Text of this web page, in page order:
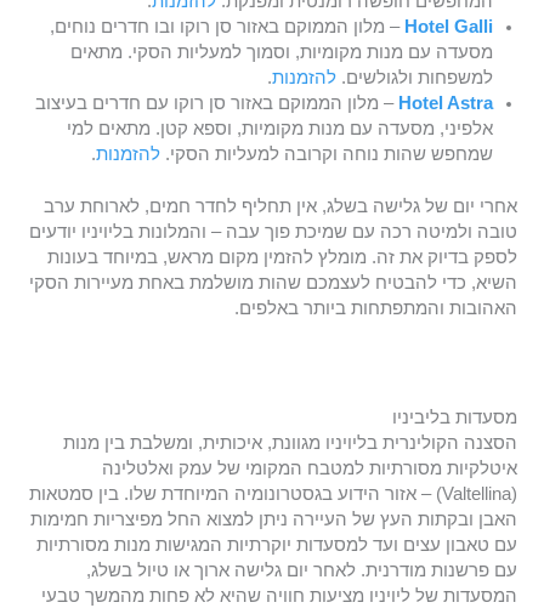
Hotel Galli – מלון הממוקם באזור סן רוקו ובו חדרים נוחים,
מסעדה עם מנות מקומיות, וסמוך למעליות הסקי. מתאים
למשפחות ולגולשים.להזמנות.
Hotel Astra – מלון הממוקם באזור סן רוקו עם חדרים בעיצוב
אלפיני, מסעדה עם מנות מקומיות, וספא קטן. מתאים למי
שמחפש שהות נוחה וקרובה למעליות הסקי.להזמנות.
אחרי יום של גלישה בשלג, אין תחליף לחדר חמים, לארוחת ערב
טובה ולמיטה רכה עם שמיכת פוך עבה – והמלונות בליויניו יודעים
לספק בדיוק את זה. מומלץ להזמין מקום מראש, במיוחד בעונות
השיא, כדי להבטיח לעצמכם שהות מושלמת באחת מעיירות הסקי
האהובות והמתפתחות ביותר באלפים.
מסעדות בליביניו
הסצנה הקולינרית בליויניו מגוונת, איכותית, ומשלבת בין מנות
איטלקיות מסורתיות למטבח המקומי של עמק ואלטלינה
(Valtellina) – אזור הידוע בגסטרונומיה המיוחדת שלו. בין סמטאות
האבן ובקתות העץ של העיירה ניתן למצוא החל מפיצריות חמימות
עם טאבון עצים ועד למסעדות יוקרתיות המגישות מנות מסורתיות
עם פרשנות מודרנית. לאחר יום גלישה ארוך או טיול בשלג,
המסעדות של ליויניו מציעות חוויה שהיא לא פחות מהמשך טבעי